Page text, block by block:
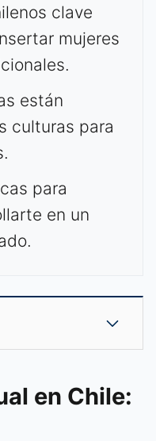
clave
mujeres
están
culturas para
para
en un
en Chile: